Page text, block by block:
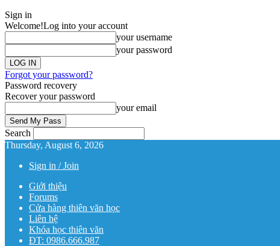
Sign in
Welcome!Log into your account
your username
your password
Forgot your password?
Password recovery
Recover your password
your email
Search
Thursday, August 6, 2026
Sign in / Join
Giới thiệu
Forums
Cửa hàng thiên văn học
Liên hệ
Khóa học thiên văn
ĐT: 0986.666.987